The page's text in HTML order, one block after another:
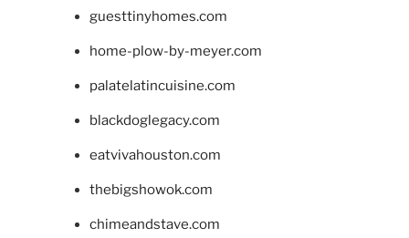
guesttinyhomes.com
home-plow-by-meyer.com
palatelatincuisine.com
blackdoglegacy.com
eatvivahouston.com
thebigshowok.com
chimeandstave.com